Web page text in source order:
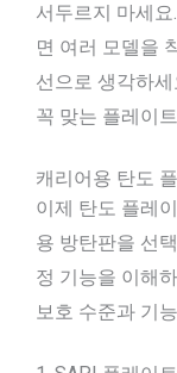
서두르지 마세
면 여러 모델을
선으로 생각하
꼭 맞는 플레이
캐리어용 탄도
이제 탄도 플레
용 방탄판을 선
정 기능을 이해
보호 수준과 기